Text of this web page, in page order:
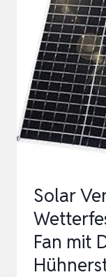
Solar
Fan mit